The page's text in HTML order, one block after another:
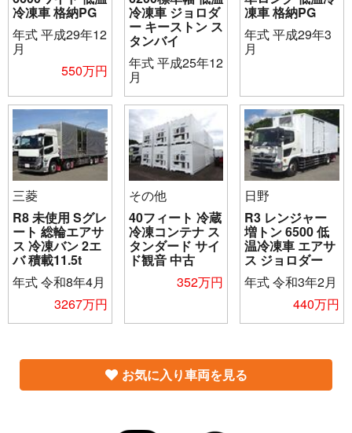
冷凍車 格納PG
年式平成29年12
月
550万円
冷凍車 ジョロダ
ー キーストン ス
タンバイ
年式平成25年12
月
凍車 格納PG
年式平成29年3
月
三菱
R8 未使用 Sグレ
ート 総輪エアサ
ス 冷凍バン 2エ
バ 積載11.5t
年式令和8年4月
3267万円
その他
40フィート 冷蔵
冷凍コンテナ ス
タンダード サイ
ド観音 中古
352万円
日野
R3 レンジャー
増トン 6500 低
温冷凍車 エアサ
ス ジョロダー
年式令和3年2月
440万円
お気に入り車両を見る